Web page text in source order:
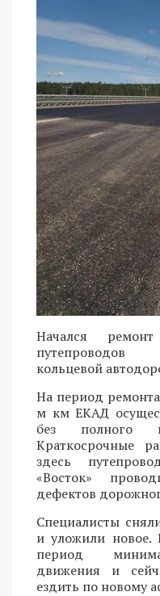
Начался
путепроводов
кольцевой
На период
м км ЕКАД
без полного
Краткосрочные
здесь
«Восток»
дефектов
Специалисты
и уложили новое.
период
движения и
ездить по новому